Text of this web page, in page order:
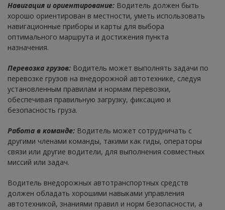
Навигация и ориентирование: Водитель должен быть
хорошо ориентирован в местности, уметь использовать
навигационные приборы и карты для выбора
оптимального маршрута и достижения пункта
назначения.
Перевозка грузов: Водитель может выполнять задачи по
перевозке грузов на внедорожной автотехнике, следуя
установленным правилам и нормам перевозки,
обеспечивая правильную загрузку, фиксацию и
безопасность груза.
Работа в команде: Водитель может сотрудничать с
другими членами команды, такими как гиды, операторы
связи или другие водители, для выполнения совместных
миссий или задач.
Водитель внедорожных автотранспортных средств
должен обладать хорошими навыками управления
автотехникой, знаниями правил и норм безопасности, а